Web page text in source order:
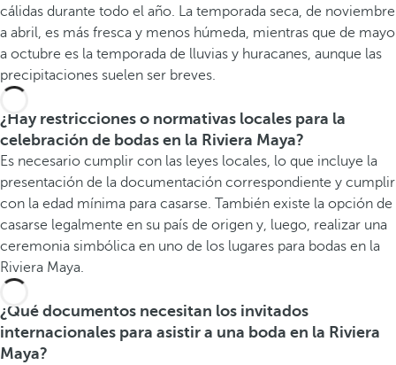
cálidas durante todo el año. La temporada seca, de noviembre
a abril, es más fresca y menos húmeda, mientras que de mayo
a octubre es la temporada de lluvias y huracanes, aunque las
precipitaciones suelen ser breves.
¿Hay restricciones o normativas locales para la
celebración de bodas en la Riviera Maya?
Es necesario cumplir con las leyes locales, lo que incluye la
presentación de la documentación correspondiente y cumplir
con la edad mínima para casarse. También existe la opción de
casarse legalmente en su país de origen y, luego, realizar una
ceremonia simbólica en uno de los lugares para bodas en la
Riviera Maya.
¿Qué documentos necesitan los invitados
internacionales para asistir a una boda en la Riviera
Maya?